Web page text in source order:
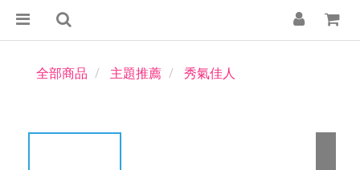
全部商品 主題推薦 秀氣佳人